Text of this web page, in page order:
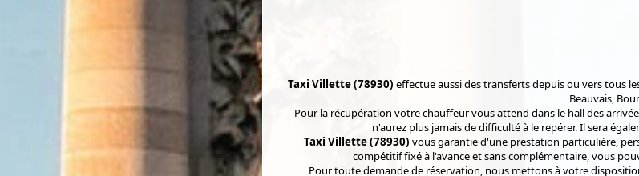
Taxi Villette (78930) effectue aussi des transferts depuis ou vers tous
Beauvais,
Pour la récupération votre chauffeur vous attend dans le hall des
n'aurez plus jamais de difficulté à le repérer. Il sera
Taxi Villette (78930) vous garantie d'une prestation particulière,
compétitif fixé à l'avance et sans complémentaire, vous
Pour toute demande de réservation, nous mettons à votre